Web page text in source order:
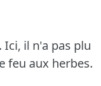
Ici, il n'a pas plu
feu aux herbes.